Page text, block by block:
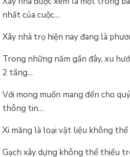
nhất của cuộc…
Xây nhà trọ hiện nay đang là
Trong những năm gần đây, xu
2 tầng…
Với mong muốn mang đến cho
thông tin…
Xi măng là loại vật liệu không
Gạch xây dựng không thể thiếu